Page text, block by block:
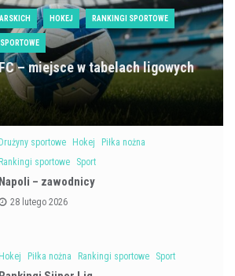
HOKEJ RANKINGI SPORTOWE
– miejsce w tabelach ligowych
Drużyny sportowe Hokej
Piłka nożna
Rankingi sportowe
Sport
Napoli – zawodnicy
28 lutego 2026
Hokej Piłka nożna Rankingi sportowe Sport